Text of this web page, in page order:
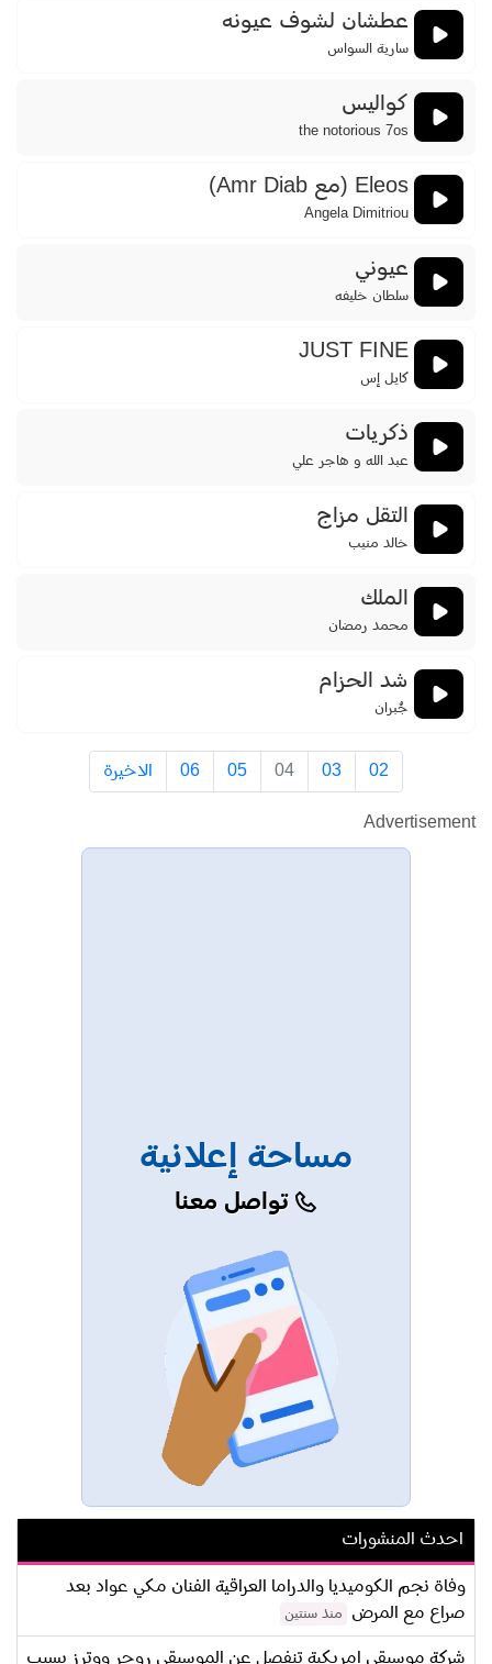
عطشان لشوف عيونه
سارية السواس
كواليس
the notorious 7os
Eleos (مع Amr Diab)
Angela Dimitriou
عيوني
سلطان خليفه
JUST FINE
كايل إس
ذكريات
عبد الله و هاجر علي
التقل مزاج
خالد منيب
الملك
محمد رمضان
شد الحزام
جُبران
02
03
04
05
06 الاخيرة
Advertisement
مساحة إعلانية
تواصل معنا
احدث المنشورات
وفاة نجم الكوميديا والدراما العراقية الفنان مكي عواد بعد
صراع مع المرض
منذ سنتين
شركة موسيقى امريكية تنفصل عن الموسيقي روجر ووترز بسبب